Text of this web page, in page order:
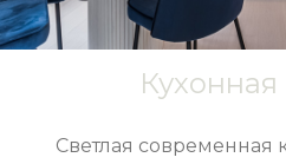
Светлая современная